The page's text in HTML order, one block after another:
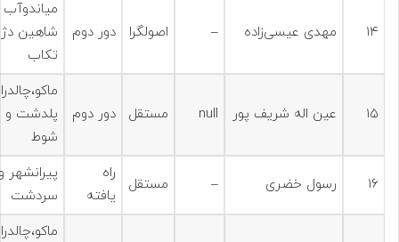
۱۴ مهدی عیسی‌زاده – اصولگرا دور دوم
شاهین
تکاب
۱۵ عین اله شریف پور null مستقل دور دوم
پلدشت و
شوط
۱۶ رسول خضری – مستقل
راه
یافته
پیرانشهر
سردشت